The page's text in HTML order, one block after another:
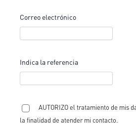
Correo electrónico
Indica la referencia
AUTORIZO el tratamiento de mis
la finalidad de atender mi contacto.